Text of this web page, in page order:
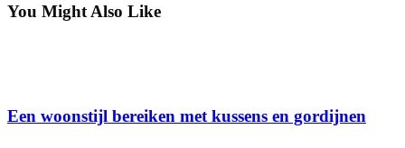
You Might Also Like
Een woonstijl bereiken met kussens en gordijnen